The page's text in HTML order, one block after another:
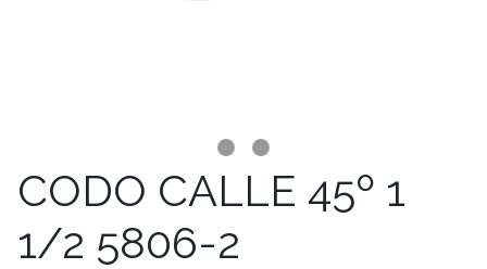
CODO CALLE 45º 1
1/2 5806-2